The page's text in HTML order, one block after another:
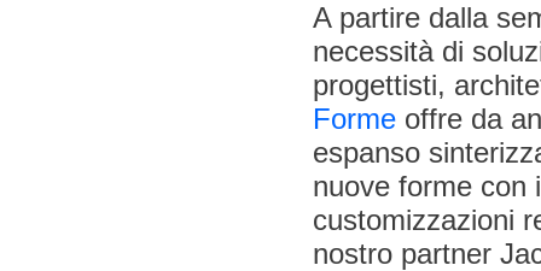
A partire dalla
necessità di
progettisti,
Forme offre da
espanso
nuove forme con
customizzazioni
nostro partner